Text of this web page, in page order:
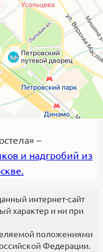
–
и надгробий из
интернет-сайт
характер и ни при
положениями
Федерации.